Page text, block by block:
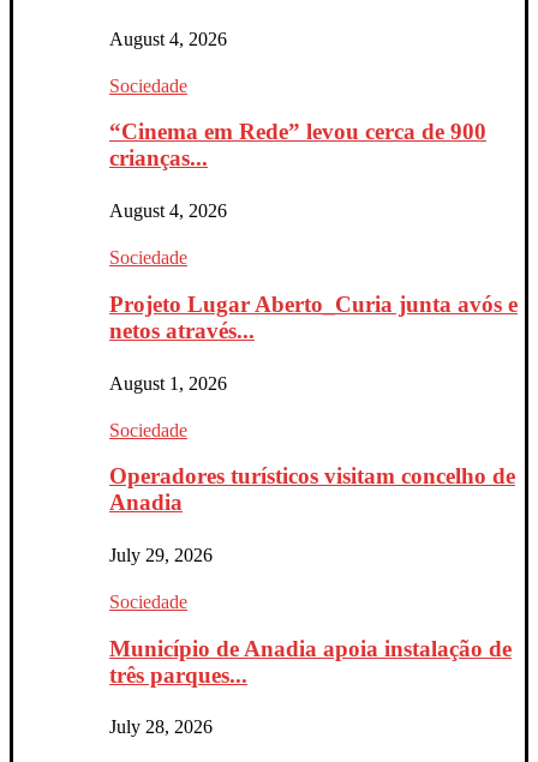
August 4, 2026
Sociedade
“Cinema em Rede” levou cerca de 900
crianças...
August 4, 2026
Sociedade
Projeto Lugar Aberto_Curia junta avós e
netos através...
August 1, 2026
Sociedade
Operadores turísticos visitam concelho de
Anadia
July 29, 2026
Sociedade
Município de Anadia apoia instalação de
três parques...
July 28, 2026